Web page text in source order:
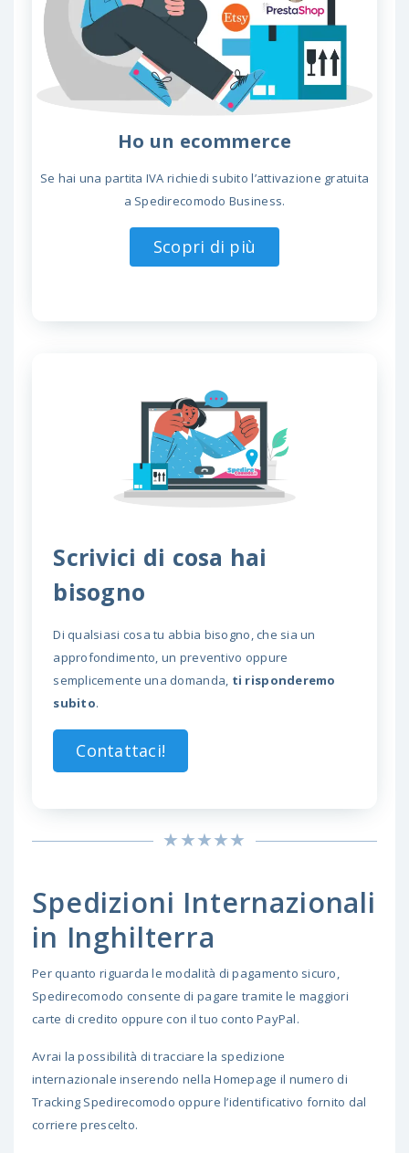
Ho un ecommerce
Se hai una partita IVA richiedi subito l’attivazione gratuita
a Spedirecomodo Business.
Scopri di più
Scrivici di cosa hai
bisogno
Di qualsiasi cosa tu abbia bisogno, che sia un
approfondimento, un preventivo oppure
semplicemente una domanda, ti risponderemo
subito.
Contattaci!
Spedizioni Internazionali
in Inghilterra
Per quanto riguarda le modalità di pagamento sicuro,
Spedirecomodo consente di pagare tramite le maggiori
carte di credito oppure con il tuo conto PayPal.
Avrai la possibilità di tracciare la spedizione
internazionale inserendo nella Homepage il numero di
Tracking Spedirecomodo oppure l’identificativo fornito dal
corriere prescelto.